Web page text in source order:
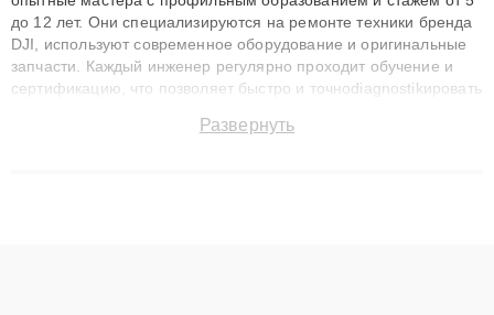
до 12 лет. Они специализируются на ремонте техники бренда
DJI, используют современное оборудование и оригинальные
запчасти. Каждый инженер регулярно проходит обучение и
сертификацию, что позволяет быстро и точноdiagnostikировать
до 3 лет. Наши мастера решают сложные случаи: от замены
Развернуть